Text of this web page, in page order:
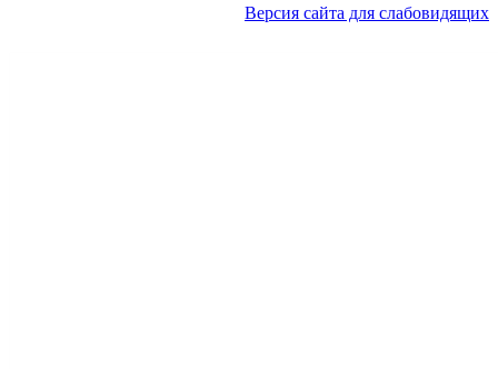
Версия сайта для слабовидящих